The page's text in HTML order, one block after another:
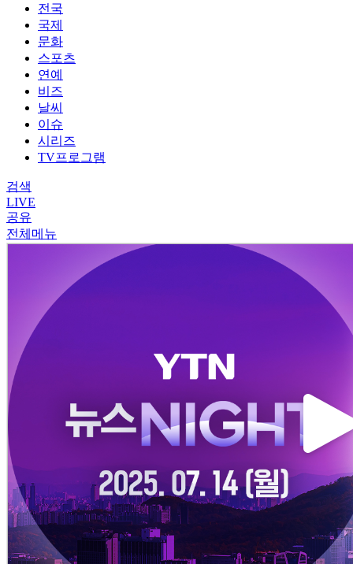
전국
국제
문화
스포츠
연예
비즈
날씨
이슈
시리즈
TV프로그램
검색
LIVE
공유
전체메뉴